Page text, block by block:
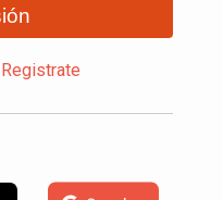
Registrate